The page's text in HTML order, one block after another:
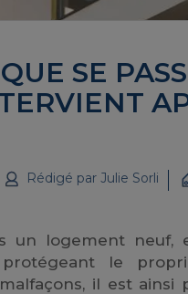
SE
Rédigé par Julie Sorli
un logement neuf,
le
il est